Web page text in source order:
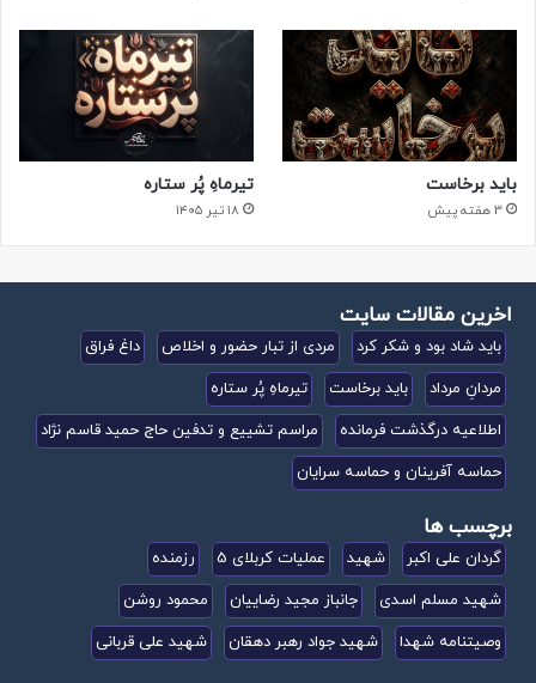
باید برخاست
3 هفته پیش
تیرماهِ پُر ستاره
۱۸ تیر ۱۴۰۵
اخرین مقالات سایت
باید شاد بود و شکر کرد مردی از تبار حضور و اخلاص
داغ فراق
مردانِ مرداد
باید برخاست
تیرماهِ پُر ستاره
اطلاعیه درگذشت فرمانده
مراسم تشییع و تدفین حاج حمید قاسم نژاد
حماسه آفرینان و حماسه سرایان
برچسب ها
گردان علی اکبر شهید عملیات کربلای 5
رزمنده
شهید مسلم اسدی
جانباز مجید رضاییان
محمود روشن
وصیتنامه شهدا
شهید جواد رهبر دهقان شهید علی قربانی